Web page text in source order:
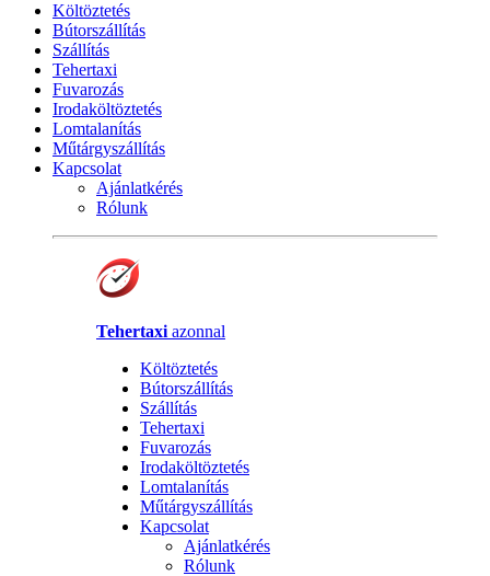
Költöztetés
Bútorszállítás
Szállítás
Tehertaxi
Fuvarozás
Irodaköltöztetés
Lomtalanítás
Műtárgyszállítás
Kapcsolat
Ajánlatkérés
Rólunk
Tehertaxi azonnal
Költöztetés
Bútorszállítás
Szállítás
Tehertaxi
Fuvarozás
Irodaköltöztetés
Lomtalanítás
Műtárgyszállítás
Kapcsolat
Ajánlatkérés
Rólunk